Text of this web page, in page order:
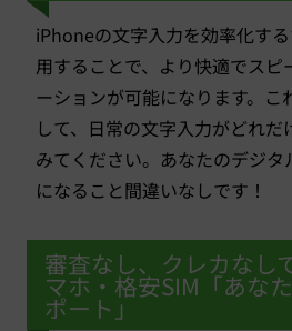
iPhoneの文字入力を効率化す
用することで、より快適でスピ
ーションが可能になります。
して、日常の文字入力がどれ
みてください。あなたのデジ
になること間違いなしです！
審査なし、クレカなし
マホ・格安SIM「あな
ポート」